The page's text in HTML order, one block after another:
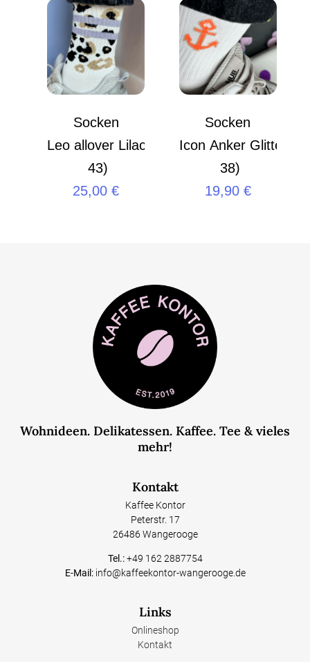
Socken
Leo allover Lilac M (39 –
43)
25,00€
Socken
Icon Anker Glitter S
38)
19,90 €
Wohnideen. Delikatessen. Kaffee. Tee & vieles
mehr!
Kontakt
Kaffee Kontor
Peterstr. 17
26486 Wangerooge
Tel.: +49 162 2887754
E-Mail: info@kaffeekontor-wangerooge.de
Links
Onlineshop
Kontakt